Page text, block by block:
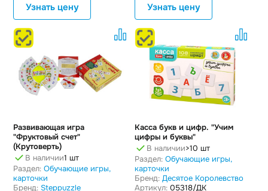
Узнать цену Узнать цену
Развивающая игра
"Фруктовый счет"
(Крутоверть)
В наличии1 шт
Раздел: Обучающие игры,
карточки
Бренд: Steppuzzle
Касса букв и цифр. "Учим
цифры и буквы"
В наличии>10 шт
Раздел: Обучающие игры,
карточки
Бренд: Десятое Королевство
Артикул:05318/ДК